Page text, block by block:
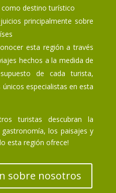
destino turístico
principalmente sobre
esta región a través
hechos a la medida de
de cada turista,
especialistas en esta
turistas descubran la
los paisajes y
esta región ofrece!
sobre nosotros